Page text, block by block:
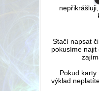
Stačí napsat
pokusíme
Pokud karty
výklad